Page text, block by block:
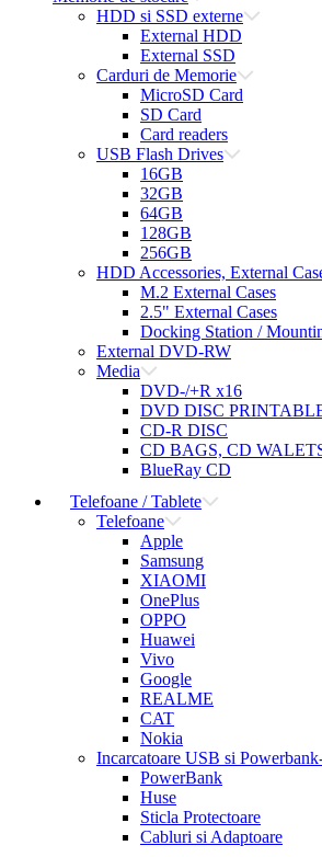
HDD si SSD externe
External HDD
External SSD
Carduri de Memorie
MicroSD Card
SD Card
Card readers
USB Flash Drives
16GB
32GB
64GB
128GB
256GB
HDD Accessories, External
M.2 External Cases
2.5" External Cases
Docking Station /
External DVD-RW
Media
DVD-/+R x16
DVD DISC
CD-R DISC
CD BAGS, CD
BlueRay CD
Telefoane / Tablete
Telefoane
Apple
Samsung
XIAOMI
OnePlus
OPPO
Huawei
Vivo
Google
REALME
CAT
Nokia
Incarcatoare USB si
PowerBank
Huse
Sticla Protectoare
Cabluri si Adaptoare